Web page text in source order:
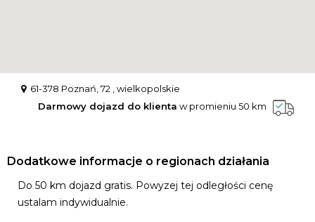
61-378 Poznań, 72 , wielkopolskie
Darmowy dojazd do klienta w promieniu 50 km
Dodatkowe informacje o regionach działania
Do 50 km dojazd gratis. Powyzej tej odległości cenę
ustalam indywidualnie.